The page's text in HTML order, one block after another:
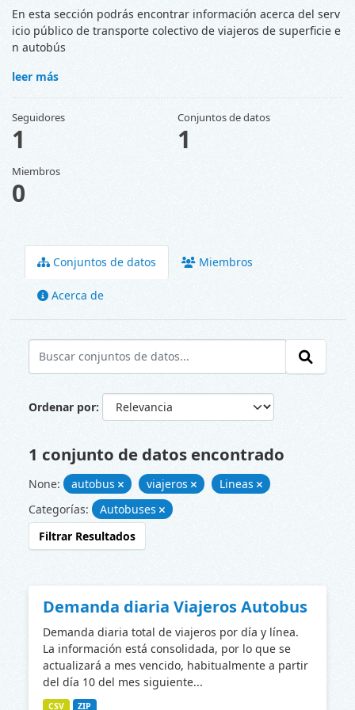
Conjuntos de datos Miembros
Acerca de
Ordenar por
1 conjunto de datos encontrado
None: autobus viajeros
Lineas
Categorías:
Autobuses
Filtrar Resultados
Demanda diaria Viajeros Autobus
Demanda diaria total de viajeros por día y línea.
La información está consolidada, por lo que se
actualizará a mes vencido, habitualmente a partir
del día 10 del mes siguiente...
CSV ZIP
En esta sección podrás encontrar información acerca del serv
icio público de transporte colectivo de viajeros de superficie e
n autobús
leer más
Seguidores
1
Conjuntos de datos
1
Miembros
0